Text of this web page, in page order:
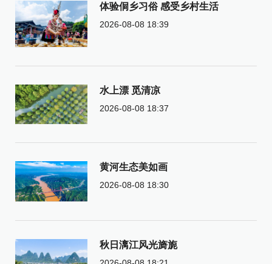
体验侗乡习俗 感受乡村生活
2026-08-08 18:39
水上漂 觅清凉
2026-08-08 18:37
黄河生态美如画
2026-08-08 18:30
秋日漓江风光旖旎